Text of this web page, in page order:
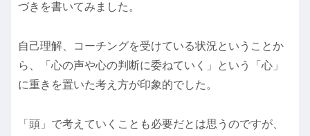
づきを書いてみました。
自己理解、コーチングを受けている状況ということか
ら、「心の声や心の判断に委ねていく」という「心」
に重きを置いた考え方が印象的でした。
「頭」で考えていくことも必要だとは思うのですが、